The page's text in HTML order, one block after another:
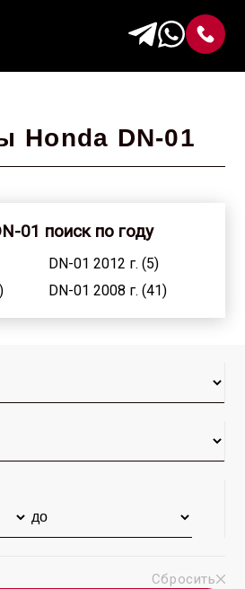
Honda DN-01
01 поиск по году
DN-01 2012 г. (5)
DN-01 2008 г. (41)
Сбросить